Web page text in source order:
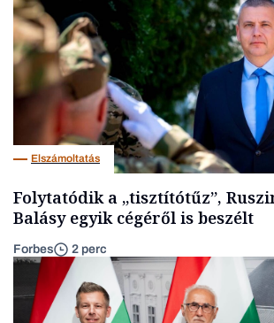
Elszámoltatás
Folytatódik a „tisztítótűz”,
Balásy egyik cégéről is beszélt
Forbes 2 perc